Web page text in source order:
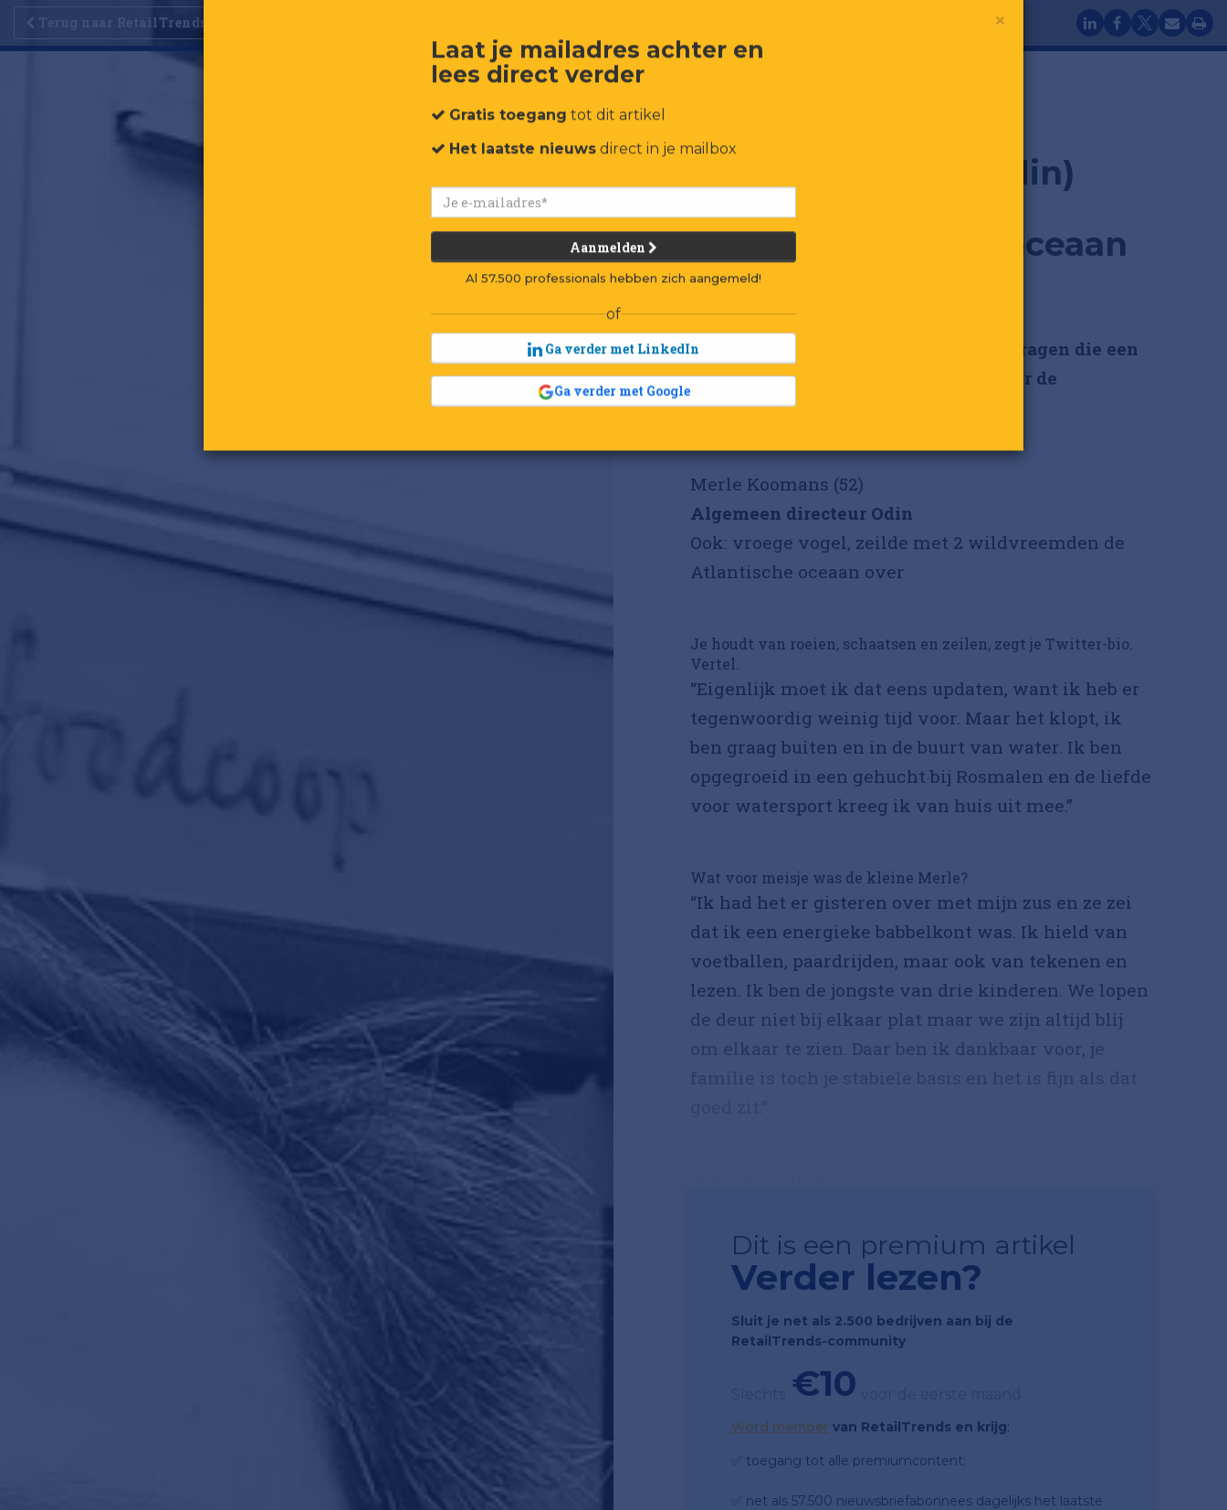
Terug naar RetailTrends april 2023
Merle Koomans (Odin)
zeilde met 2
wildvreemden de oceaan
over
I
n Selfie beantwoorden retailers vragen die een
beeld geven van de persoon achter de
onderneming. Dit keer:
Merle Koomans (52)
Algemeen directeur Odin
Ook: vroege vogel, zeilde met 2 wildvreemden de
Atlantische oceaan over
Je houdt van roeien, schaatsen en zeilen, zegt je Twitter-bio.
Vertel.
“Eigenlijk moet ik dat eens updaten, want ik heb er
tegenwoordig weinig tijd voor. Maar het klopt, ik
ben graag buiten en in de buurt van water. Ik ben
opgegroeid in een gehucht bij Rosmalen en de liefde
voor watersport kreeg ik van huis uit mee.”
Wat voor meisje was de kleine Merle?
“Ik had het er gisteren over met mijn zus en ze zei
dat ik een energieke babbelkont was. Ik hield van
voetballen, paardrijden, maar ook van tekenen en
lezen. Ik ben de jongste van drie kinderen. We lopen
de deur niet bij elkaar plat maar we zijn altijd blij
om elkaar te zien. Daar ben ik dankbaar voor, je
Dit is een premium artikel
Verder lezen?
Sluit je net als 2.500 bedrijven aan bij de
RetailTrends-community
€10
Word member van RetailTrends en krijg;
✅ toegang tot alle premiumcontent;
✅ net als 57.500 nieuwsbriefabonnees dagelijks het laatste
Laat je mailadres achter en
lees direct verder
Gratis toegangtot dit artikel
Het laatste nieuwsdirect in je mailbox
Aanmelden
Al 57.500 professionals hebben zich aangemeld!
of
Ga verder met LinkedIn